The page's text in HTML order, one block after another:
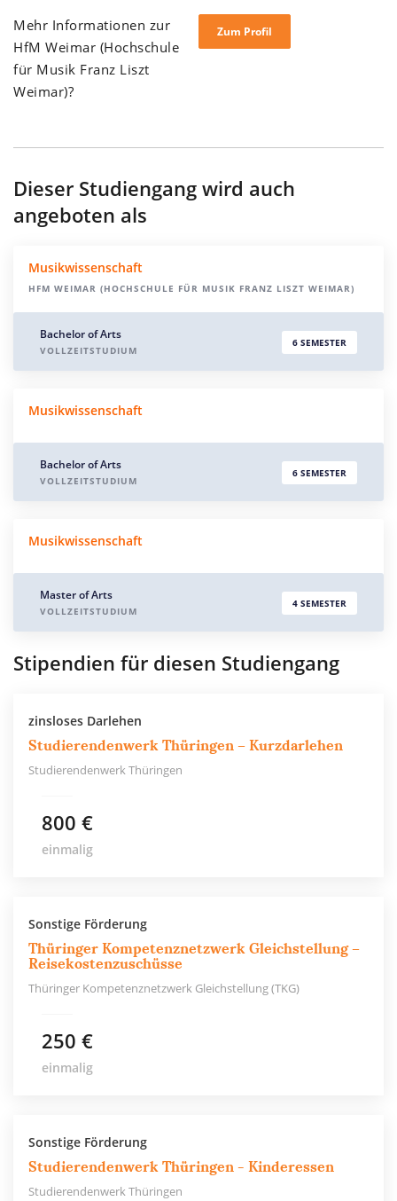
Mehr Informationen zur
HfM Weimar (Hochschule
für Musik Franz Liszt
Weimar)?
Zum Profil
Dieser Studiengang wird auch
angeboten als
Musikwissenschaft
HFM WEIMAR (HOCHSCHULE FÜR MUSIK FRANZ LISZT WEIMAR)
Bachelor of Arts
VOLLZEITSTUDIUM
6 SEMESTER
Musikwissenschaft
Bachelor of Arts
VOLLZEITSTUDIUM
6 SEMESTER
Musikwissenschaft
Master of Arts
VOLLZEITSTUDIUM
4 SEMESTER
Stipendien für diesen Studiengang
zinsloses Darlehen
Studierendenwerk Thüringen – Kurzdarlehen
Studierendenwerk Thüringen
800 €
einmalig
Sonstige Förderung
Thüringer Kompetenznetzwerk Gleichstellung –
Reisekostenzuschüsse
Thüringer Kompetenznetzwerk Gleichstellung (TKG)
250 €
einmalig
Sonstige Förderung
Studierendenwerk Thüringen - Kinderessen
Studierendenwerk Thüringen